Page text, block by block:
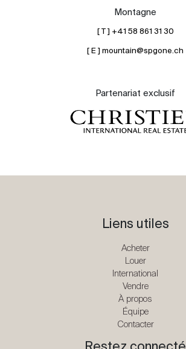
Montagne
[ T ] +41 58 861 31 30
[ E ] mountain@spgone.ch
Partenariat exclusif
Liens utiles
Acheter
Louer
International
Vendre
À propos
Équipe
Contacter